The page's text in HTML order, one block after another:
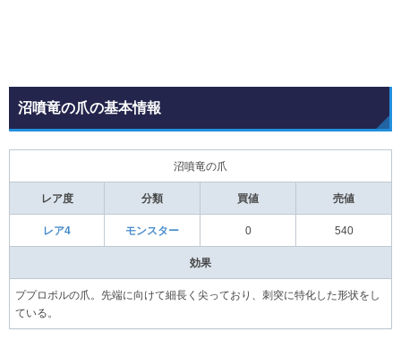
沼噴竜の爪の基本情報
沼噴竜の爪
レア度 分類 買値 売値
レア4 モンスター 0 540
効果
ププロポルの爪。先端に向けて細長く尖っており、刺突に特化した形状をし
ている。